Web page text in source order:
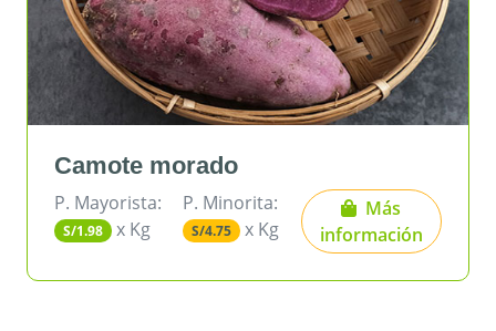
morado
P. Minorita:
S/4.75 x Kg
Más
información
P.
S/3.10